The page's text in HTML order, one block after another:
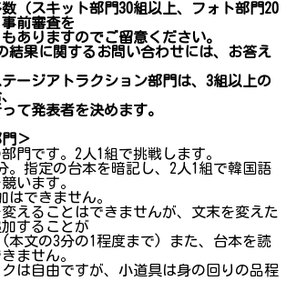
（スキット部門30組以上、フォト部門20
前審査を
ますのでご留意ください。
に関するお問い合わせには、お答え
アトラクション部門は、3組以上の
表者を決めます。
＞
す。2人1組で挑戦します。
定の台本を暗記し、2人1組で韓国語
います。
きません。
ことはできませんが、文末を変えた
することが
の3分の1程度まで) また、台本を読
ません。
自由ですが、小道具は身の回りの品程